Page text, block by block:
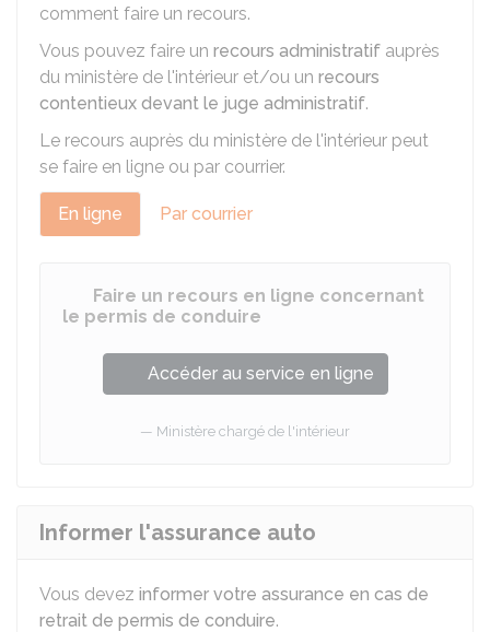
comment faire un recours.
Vous pouvez faire un recours administratif auprès
du ministère de l'intérieur et/ou un recours
contentieux devant le juge administratif.
Le recours auprès du ministère de l'intérieur peut
se faire en ligne ou par courrier.
En ligne Par courrier
Faire un recours en ligne concernant
le permis de conduire
Accéder au service en ligne
Ministère chargé de l'intérieur
Informer l'assurance auto
Vous devez informer votre assurance en cas de
retrait de permis de conduire.